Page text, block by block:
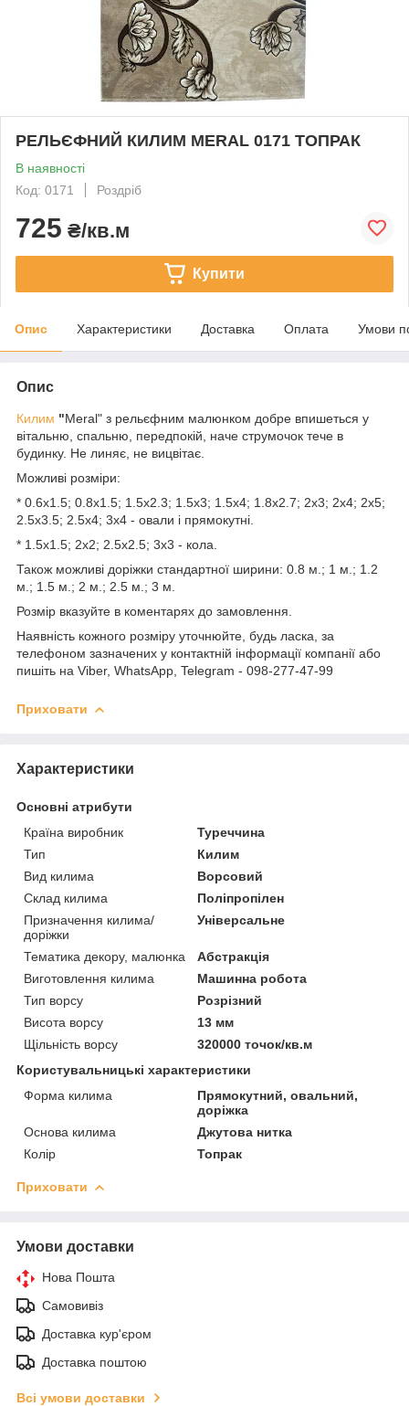
РЕЛЬЄФНИЙ КИЛИМ MERAL 0171 ТОПРАК
В наявності
Код: 0171
Роздріб
725 ₴/кв.м
Купити
Опис Характеристики Доставка Оплата Умови
Опис
Килим "Meral" з рельєфним малюнком добре впишеться у
вітальню, спальню, передпокій, наче струмочок тече в
будинку. Не линяє, не вицвітає.
Можливі розміри:
* 0.6х1.5; 0.8х1.5; 1.5х2.3; 1.5х3; 1.5х4; 1.8х2.7; 2х3; 2х4; 2х5;
2.5х3.5; 2.5х4; 3х4 - овали і прямокутні.
* 1.5х1.5; 2х2; 2.5х2.5; 3х3 - кола.
Також можливі доріжки стандартної ширини: 0.8 м.; 1 м.; 1.2
м.; 1.5 м.; 2 м.; 2.5 м.; 3 м.
Розмір вказуйте в коментарях до замовлення.
Наявність кожного розміру уточнюйте, будь ласка, за
телефоном зазначених у контактній інформації компанії або
пишіть на Viber, WhatsApp, Telegram - 098-277-47-99
Приховати
Характеристики
Основні атрибути
Країна виробник
Туреччина
Тип
Килим
Вид килима
Ворсовий
Склад килима
Поліпропілен
Призначення килима/
доріжки
Універсальне
Тематика декору, малюнка
Абстракція
Виготовлення килима
Машинна робота
Тип ворсу
Розрізний
Висота ворсу
13 мм
Щільність ворсу
320000 точок/кв.м
Користувальницькі характеристики
Форма килима
Прямокутний, овальний,
доріжка
Основа килима
Джутова нитка
Колір
Топрак
Приховати
Умови доставки
Нова Пошта
Самовивіз
Доставка кур'єром
Доставка поштою
Всі умови доставки